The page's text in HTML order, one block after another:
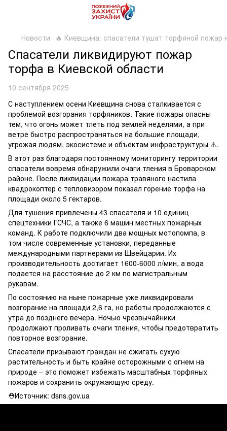
Новости 🔥 Киевщина: спасатели тушат торфяной пожар
Спасатели ликвидируют пожар
торфа в Киевской области
10 сентября 2025
С наступлением осени Киевщина снова сталкивается с
проблемой возгорания торфяников. Такие пожары опасны
тем, что огонь может тлеть под землей неделями, а при
ветре быстро распространяться на большие площади,
угрожая людям, экосистеме и объектам инфраструктуры ⚠️.
В этот раз благодаря постоянному мониторингу территории
спасатели вовремя обнаружили очаги тления в Броварском
районе. После ликвидации пожара травяного настила
квадрокоптер с тепловизором показал горение торфа на
площади около 5 гектаров.
Для тушения привлечены 43 спасателя и 10 единиц
спецтехники ГСЧС, а также 6 машин местных пожарных
команд. К работе подключили два мощных мотопомпа, в
том числе современные установки, переданные
международными партнерами из Швейцарии. Их
производительность достигает 1600-6000 л/мин, а вода
подается на расстояние до 2 км по магистральным
рукавам.
По состоянию на ныне пожарные уже ликвидировали
возгорание на площади 2,6 га, но работы продолжаются с
утра до позднего вечера. Ночью чрезвычайники
продолжают проливать очаги тления, чтобы предотвратить
повторное возгорание.
Спасатели призывают граждан не сжигать сухую
растительность и быть крайне осторожными с огнем на
природе – это поможет избежать масштабных торфяных
пожаров и сохранить окружающую среду.
⛑Источник: dsns.gov.ua